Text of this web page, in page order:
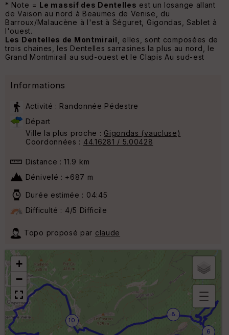
* Note = Le massif des Dentelles est un losange allant
de Vaison au nord à Beaumes de Venise, du
Barroux/Malaucène à l'est à Séguret, Gigondas, Sablet à
l'ouest.
Les Dentelles de Montmirail
, elles, sont composées de
trois chaines, les Dentelles sarrasines la plus au nord, le
Grand Montmirail au sud-ouest et le Clapis Au sud-est
Informations
Activité : Randonnée Pédestre
Départ
Ville la plus proche : Gigondas (vaucluse)
Coordonnées : 44.16281 / 5.00428
Distance : 11.9 km
Dénivelé : +687 m
Durée estimée : 04:45
Difficulté : 4/5 Difficile
Topo proposé par claude
6
8
10
+
−
B
or
n